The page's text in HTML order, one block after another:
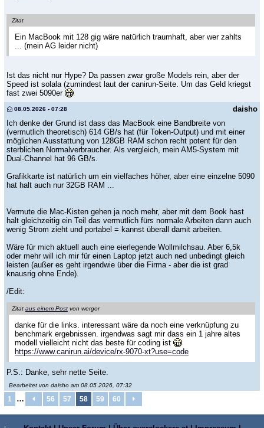
Zitat
Ein MacBook mit 128 gig wäre natürlich traumhaft, aber wer zahlts
... (mein AG leider nicht)
Ist das nicht nur Hype? Da passen zwar große Models rein, aber der
Speed ist solala (zumindest laut der canirun-Seite. Um das Geld kriegst
fast zwei 5090er
daisho
08.05.2026 - 07:28
Ich denke der Grund ist dass das MacBook eine Bandbreite von
(vermutlich theoretisch) 614 GB/s hat (für Token-Output) und mit einer
möglichen Ausstattung von 128GB RAM schon recht potent für den
sterblichen Normalverbraucher. Als vergleich, mein AM5-System mit
Dual-Channel hat 96 GB/s.
Grafikkarte ist natürlich um ein vielfaches höher, aber eine einzelne 5090
hat halt auch nur 32GB RAM ...
Vermute die Mac-Kisten gehen ja noch mehr, aber mit dem Book hast
halt gleichzeitig ein Teil das vermutlich fürs normale Arbeiten dann auch
wenig Strom zieht und portabel = kannst überall damit arbeiten.
Wäre für mich aktuell auch eine eierlegende Wollmilchsau. Aber 6,5k
oder mehr will ich mir für einen Laptop jetzt auch ned unbedingt gleich
leisten (außer es geht irgendwie über die Firma - aber die ist grad
knausrig ohne Ende).
/Edit:
Zitat aus einem Post von wergor
danke für die links. interessant wäre da noch eine verknüpfung zu
benchmark ergebnissen. irgendwas sagt mir dass ein 1 jahre altes
modell vielleicht nicht das beste für coding ist
https://www.canirun.ai/device/rx-9070-xt?use=code
P.S.: Danke, sehr nette Seite.
Bearbeitet von daisho am 08.05.2026, 07:32
1 … 56 57 58 59 60